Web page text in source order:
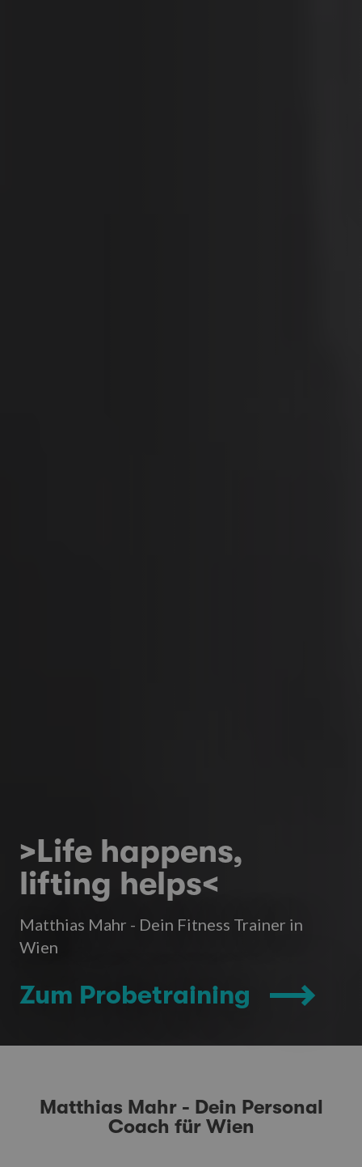
>Life happens,
lifting helps<
Matthias Mahr - Dein Fitness Trainer in
Wien
Zum Probetraining
Matthias Mahr - Dein Personal
Coach für Wien